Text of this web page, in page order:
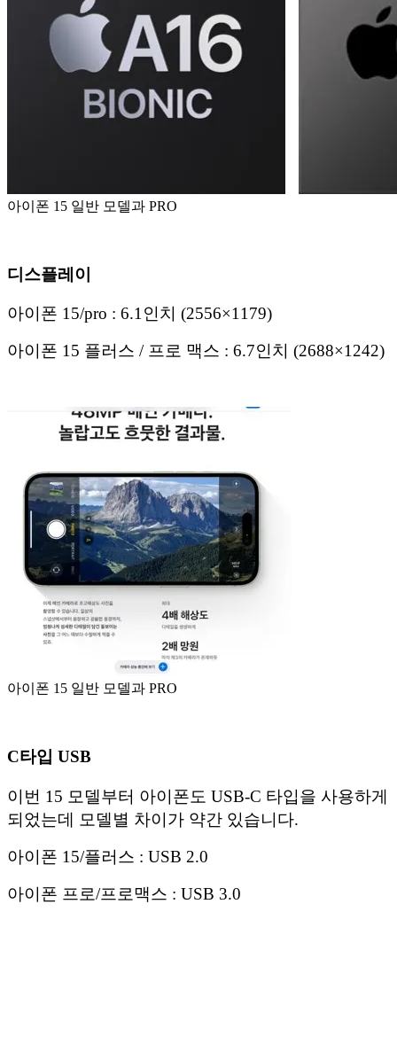
아이폰 15 일반 모델과 PRO
디스플레이
아이폰 15/pro : 6.1인치 (2556×1179)
아이폰 15 플러스 / 프로 맥스 : 6.7인치 (2688×1242)
아이폰 15 일반 모델과 PRO
C타입 USB
이번 15 모델부터 아이폰도 USB-C 타입을 사용하게
되었는데 모델별 차이가 약간 있습니다.
아이폰 15/플러스 : USB 2.0
아이폰 프로/프로맥스 : USB 3.0